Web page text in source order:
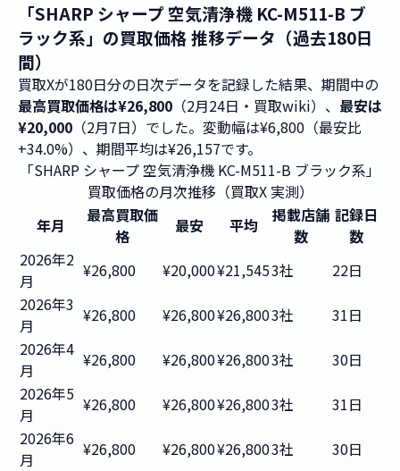
「SHARP シャープ 空気清浄機 KC-M511-B ブ
ラック系」の買取価格 推移データ（過去180日
間）
買取Xが180日分の日次データを記録した結果、期間中の
最高買取価格は¥26,800 （2月24日・買取wiki）、 最安は
¥20,000 （2月7日）でした。変動幅は¥6,800（最安比
+34.0%）、期間平均は¥26,157です。
「SHARP シャープ 空気清浄機 KC-M511-B ブラック系」
買取価格の月次推移（買取X 実測）
年月
最高買取価
格
最安 平均
掲載店舗
数
記録日
数
2026年2
月
¥26,800 ¥20,000¥21,5453社
22日
2026年3
月
¥26,800 ¥26,800¥26,8003社
31日
2026年4
月
¥26,800 ¥26,800¥26,8003社
30日
2026年5
月
¥26,800 ¥26,800¥26,8003社
31日
2026年6
月
¥26,800 ¥26,800¥26,8003社
30日